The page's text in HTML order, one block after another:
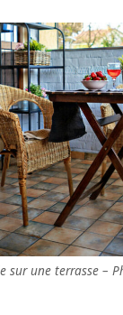
sur une terrasse –